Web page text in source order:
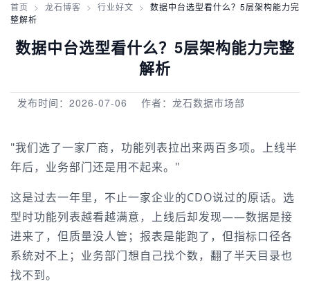
首页 > 龙石博客 > 行业好文 >
数据中台选型看什么？5层架构能力完
整解析
数据中台选型看什么？5层架构能力完整
解析
发布时间：2026-07-06 作者：龙石数据市场部
"我们选了一家厂商，功能列表拉出来两百多项。上线半
年后，业务部门还是用不起来。"
这是过去一年里，不止一家企业的CDO说过的原话。选
型时功能列表越看越满意，上线后却发现——数据是接
进来了，但质量没人管；报表是能跑了，但指标口径各
系统对不上；业务部门想自己找个数，翻了半天目录也
找不到。